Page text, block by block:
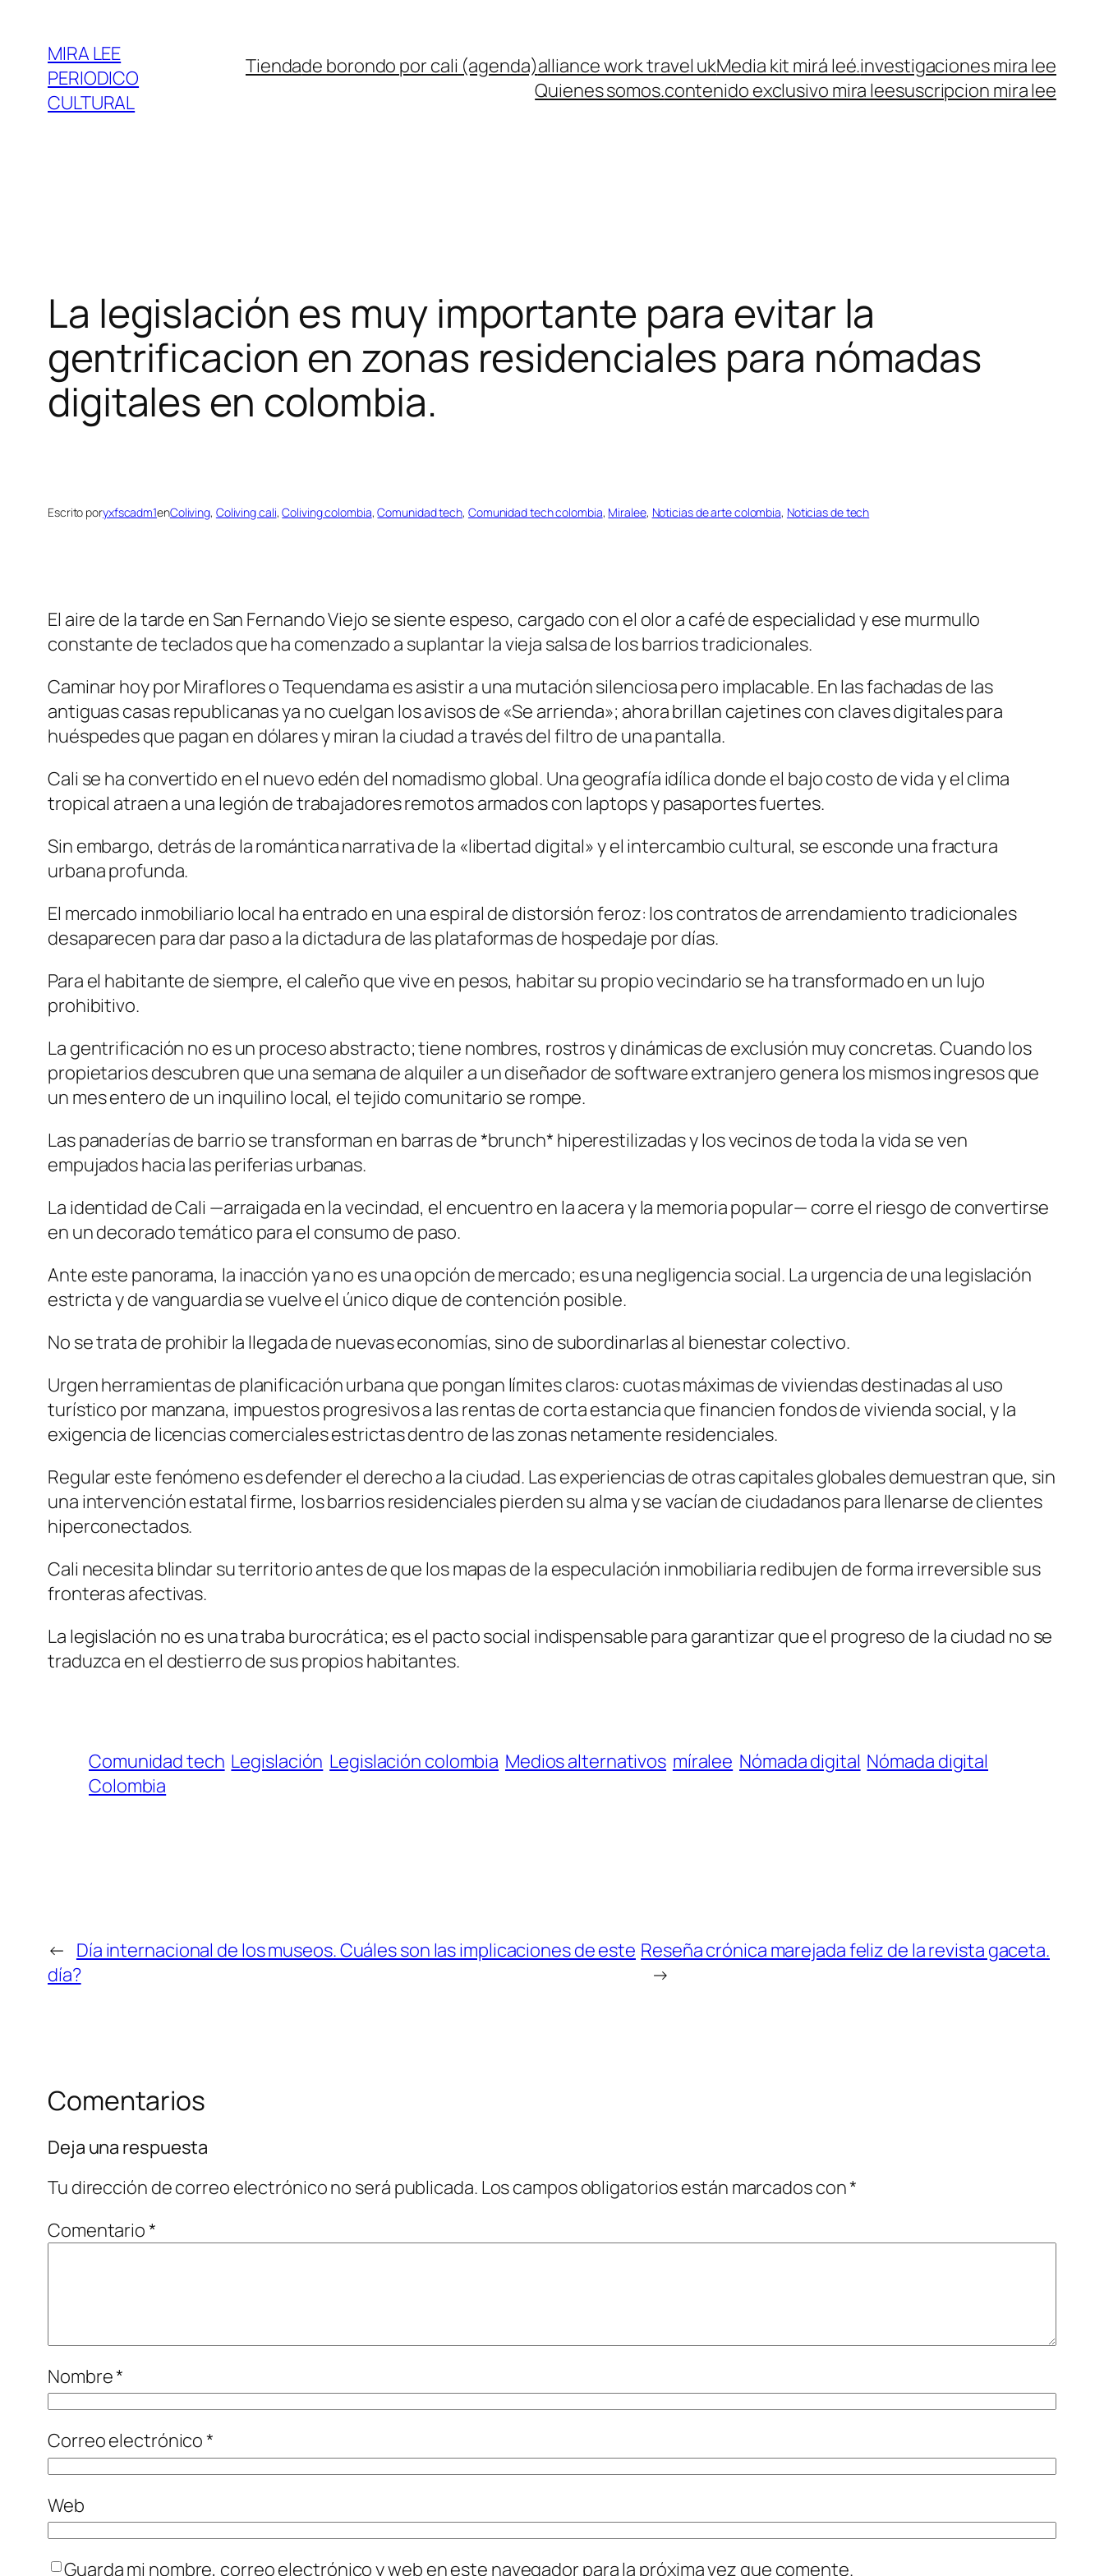
contenido
MIRA LEE
PERIODICO
CULTURAL
Tiendade borondo por cali (agenda)alliance work travel ukMedia kit mirá leé.investigaciones mira lee
Quienes somos.contenido exclusivo mira leesuscripcion mira lee
La legislación es muy importante para evitar la
gentrificacion en zonas residenciales para nómadas
digitales en colombia.
Escrito poryxfscadm1enColiving, Coliving cali, Coliving colombia, Comunidad tech, Comunidad tech colombia, Miralee, Noticias de arte colombia, Noticias de tech
El aire de la tarde en San Fernando Viejo se siente espeso, cargado con el olor a café de especialidad y ese murmullo
constante de teclados que ha comenzado a suplantar la vieja salsa de los barrios tradicionales.
Caminar hoy por Miraflores o Tequendama es asistir a una mutación silenciosa pero implacable. En las fachadas de las
antiguas casas republicanas ya no cuelgan los avisos de «Se arrienda»; ahora brillan cajetines con claves digitales para
huéspedes que pagan en dólares y miran la ciudad a través del filtro de una pantalla.
Cali se ha convertido en el nuevo edén del nomadismo global. Una geografía idílica donde el bajo costo de vida y el clima
tropical atraen a una legión de trabajadores remotos armados con laptops y pasaportes fuertes.
Sin embargo, detrás de la romántica narrativa de la «libertad digital» y el intercambio cultural, se esconde una fractura
urbana profunda.
El mercado inmobiliario local ha entrado en una espiral de distorsión feroz: los contratos de arrendamiento tradicionales
desaparecen para dar paso a la dictadura de las plataformas de hospedaje por días.
Para el habitante de siempre, el caleño que vive en pesos, habitar su propio vecindario se ha transformado en un lujo
prohibitivo.
La gentrificación no es un proceso abstracto; tiene nombres, rostros y dinámicas de exclusión muy concretas. Cuando los
propietarios descubren que una semana de alquiler a un diseñador de software extranjero genera los mismos ingresos que
un mes entero de un inquilino local, el tejido comunitario se rompe.
Las panaderías de barrio se transforman en barras de *brunch* hiperestilizadas y los vecinos de toda la vida se ven
empujados hacia las periferias urbanas.
La identidad de Cali —arraigada en la vecindad, el encuentro en la acera y la memoria popular— corre el riesgo de convertirse
en un decorado temático para el consumo de paso.
Ante este panorama, la inacción ya no es una opción de mercado; es una negligencia social. La urgencia de una legislación
estricta y de vanguardia se vuelve el único dique de contención posible.
No se trata de prohibir la llegada de nuevas economías, sino de subordinarlas al bienestar colectivo.
Urgen herramientas de planificación urbana que pongan límites claros: cuotas máximas de viviendas destinadas al uso
turístico por manzana, impuestos progresivos a las rentas de corta estancia que financien fondos de vivienda social, y la
exigencia de licencias comerciales estrictas dentro de las zonas netamente residenciales.
Regular este fenómeno es defender el derecho a la ciudad. Las experiencias de otras capitales globales demuestran que, sin
una intervención estatal firme, los barrios residenciales pierden su alma y se vacían de ciudadanos para llenarse de clientes
hiperconectados.
Cali necesita blindar su territorio antes de que los mapas de la especulación inmobiliaria redibujen de forma irreversible sus
fronteras afectivas.
La legislación no es una traba burocrática; es el pacto social indispensable para garantizar que el progreso de la ciudad no se
traduzca en el destierro de sus propios habitantes.
Comunidad tech Legislación Legislación colombia Medios alternativos míralee Nómada digital Nómada digital
Colombia
← Día internacional de los museos. Cuáles son las implicaciones de este
día?
Reseña crónica marejada feliz de la revista gaceta.
→
Comentarios
Deja una respuesta
Tu dirección de correo electrónico no será publicada. Los campos obligatorios están marcados con*
Comentario*
Nombre*
Correo electrónico*
Web
Guarda mi nombre, correo electrónico y web en este navegador para la próxima vez que comente.